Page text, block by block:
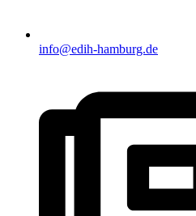
info@edih-hamburg.de